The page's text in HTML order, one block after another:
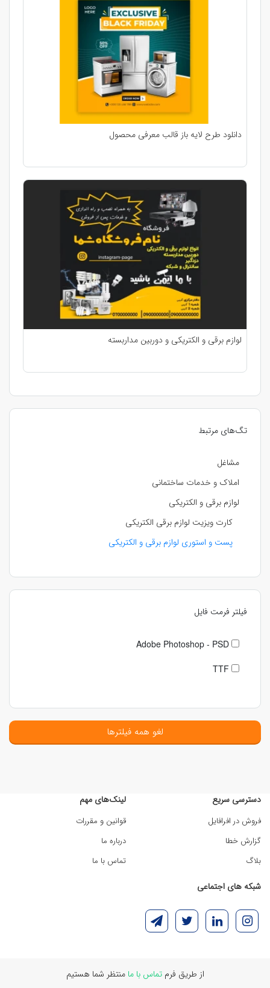
تگ‌های مرتبط
مشاغل
املاک و خدمات ساختمانی
لوازم برقی و الکتریکی
کارت ویزیت لوازم برقی الکتریکی
پست و استوری لوازم برقی و الکتریکی
فیلتر فرمت فایل
Adobe Photoshop - PSD
TTF
لغو همه فیلترها
دانلود طرح لایه باز قالب معرفی محصول
لوازم برقی و الکتریکی و دوربین مداربسته
دسترسی سریع
فروش در افرافایل
گزارش خطا
بلاگ
لینک‌های مهم
قوانین و مقررات
درباره ما
تماس با ما
شبکه های اجتماعی
از طریق فرمتماس با ما منتظر شما هستیم